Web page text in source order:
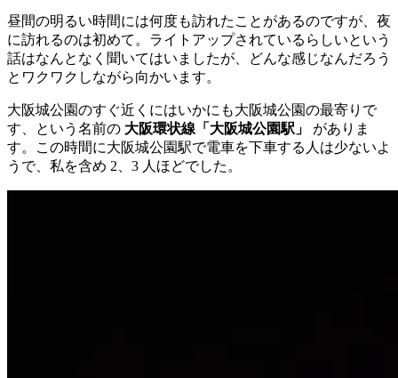
昼間の明るい時間には何度も訪れたことがあるのですが、夜
に訪れるのは初めて。ライトアップされているらしいという
話はなんとなく聞いてはいましたが、どんな感じなんだろう
とワクワクしながら向かいます。
大阪城公園のすぐ近くにはいかにも大阪城公園の最寄りで
す、という名前の 大阪環状線「大阪城公園駅」
がありま
す。この時間に大阪城公園駅で電車を下車する人は少ないよ
うで、私を含め 2、3 人ほどでした。